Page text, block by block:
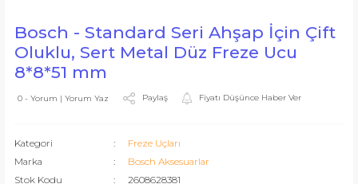
Bosch - Standard Seri Ahşap İçin Çift
Oluklu, Sert Metal Düz Freze Ucu
8*8*51 mm
0 - Yorum | Yorum Yaz Paylaş Fiyatı Düşünce Haber Ver
Kategori
Freze Uçları
Marka
Bosch Aksesuarlar
Stok Kodu
2608628381